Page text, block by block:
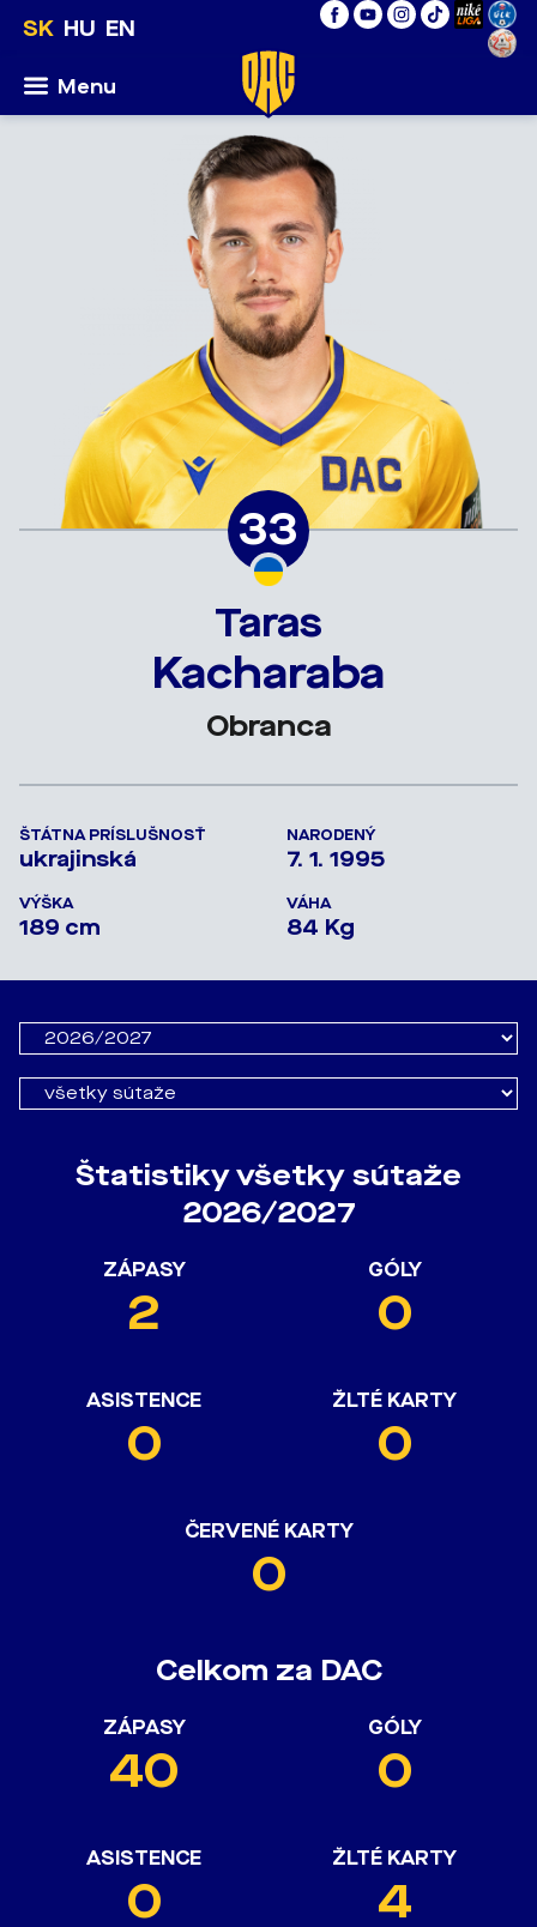
SK HU EN
Menu
33
Taras
Kacharaba
Obranca
ŠTÁTNA PRÍSLUŠNOSŤ
ukrajinská
NARODENÝ
7. 1. 1995
VÝŠKA
189 cm
VÁHA
84 Kg
Štatistiky všetky sútaže
2026/2027
ZÁPASY
2
GÓLY
0
ASISTENCE
0
ŽLTÉ KARTY
0
ČERVENÉ KARTY
0
Celkom za DAC
ZÁPASY
40
GÓLY
0
ASISTENCE
0
ŽLTÉ KARTY
4